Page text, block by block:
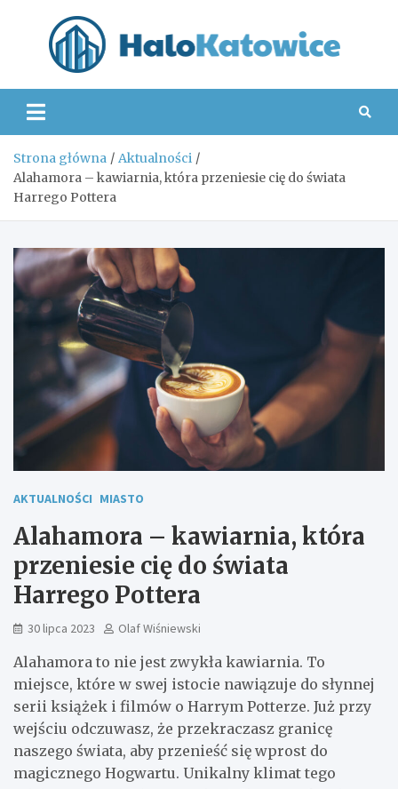
Strona główna
Aktualności
Alahamora – kawiarnia, która przeniesie cię do świata
Harrego Pottera
AKTUALNOŚCI MIASTO
Alahamora – kawiarnia, która
przeniesie cię do świata
Harrego Pottera
30 lipca 2023 Olaf Wiśniewski
Alahamora to nie jest zwykła kawiarnia. To
miejsce, które w swej istocie nawiązuje do słynnej
serii książek i filmów o Harrym Potterze. Już przy
wejściu odczuwasz, że przekraczasz granicę
naszego świata, aby przenieść się wprost do
magicznego Hogwartu. Unikalny klimat tego